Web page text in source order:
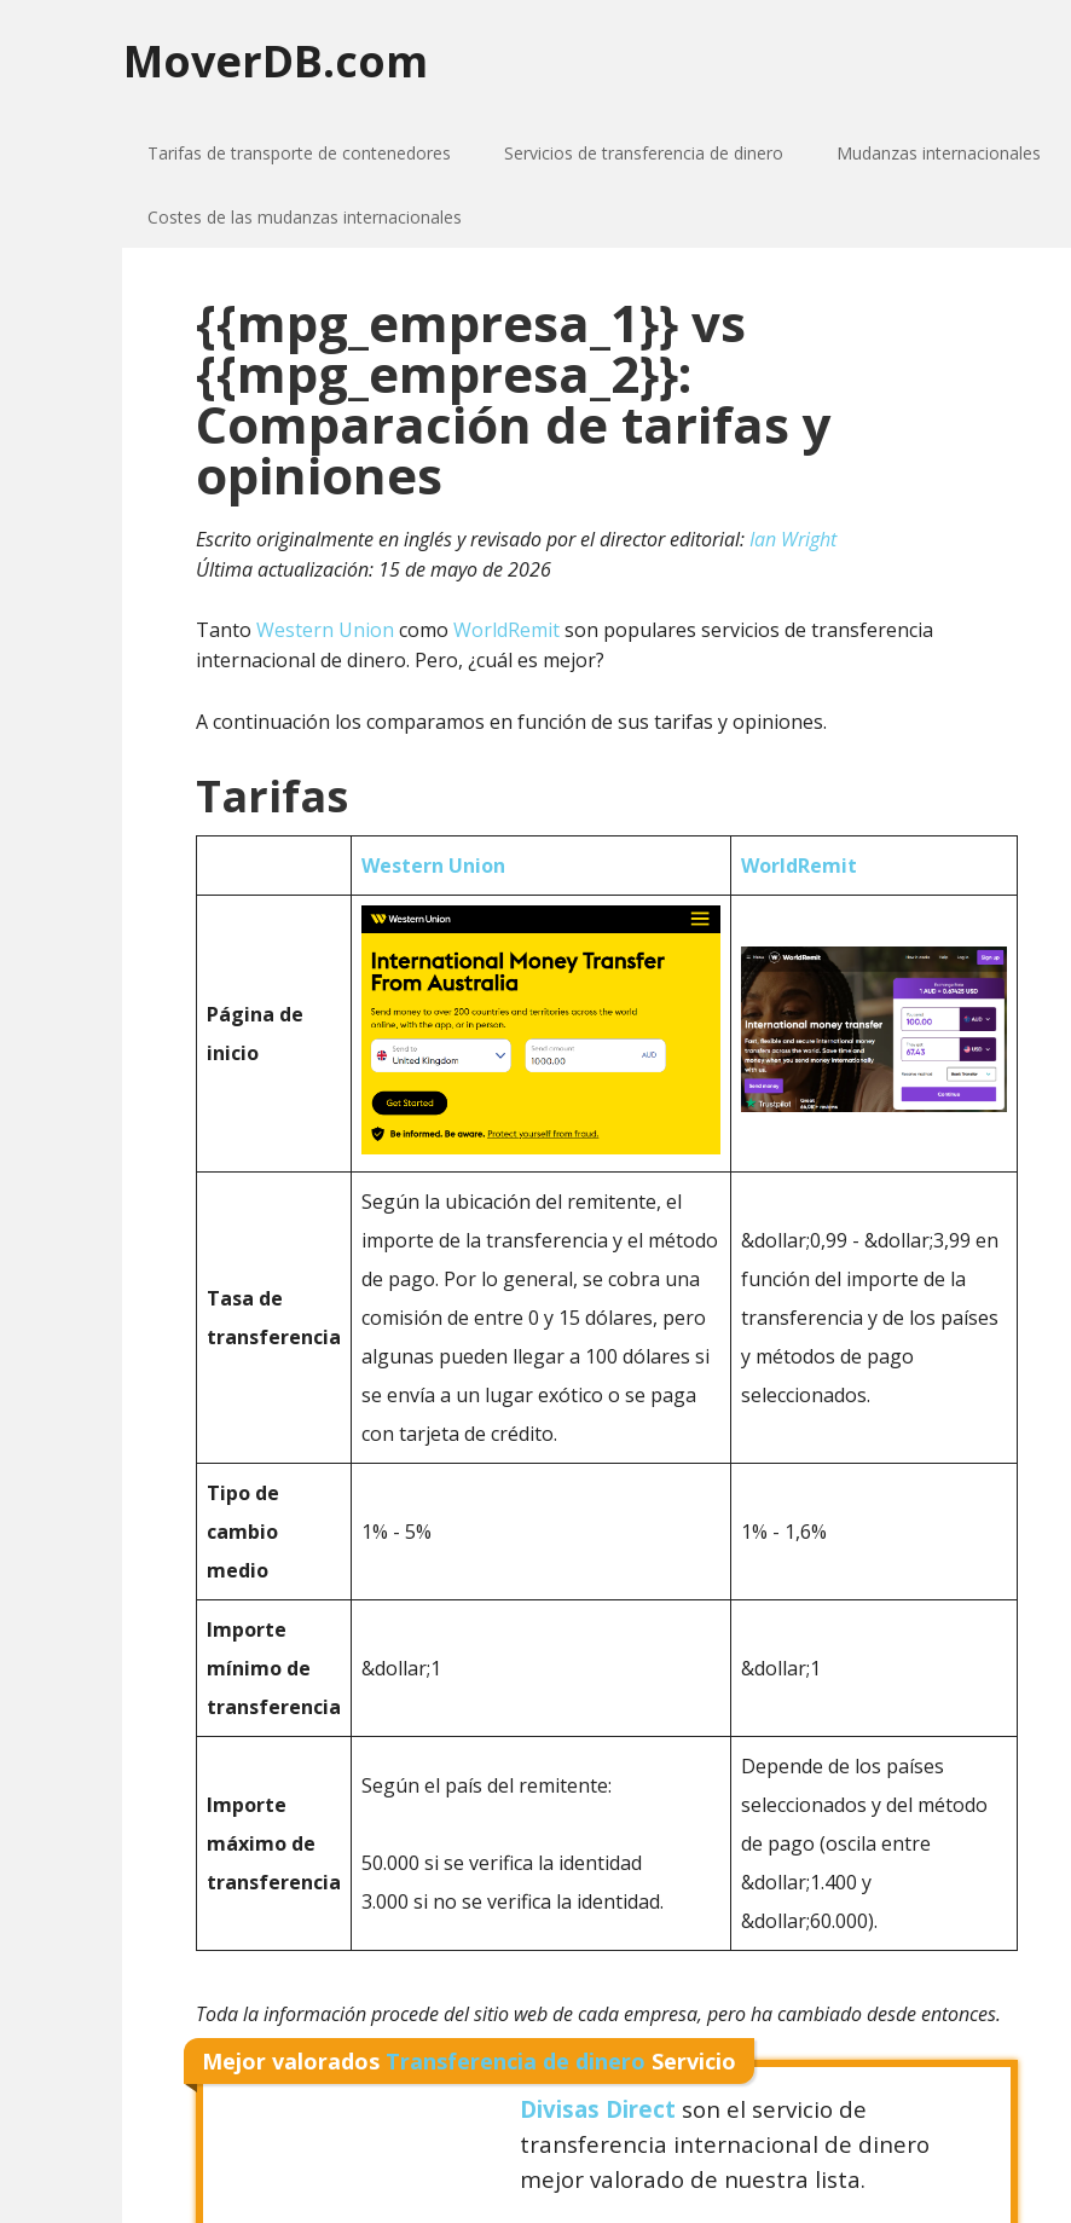
MoverDB.com
Tarifas de transporte de contenedores Servicios de transferencia de dinero Mudanzas internacionales
Costes de las mudanzas internacionales
{{mpg_empresa_1}} vs
{{mpg_empresa_2}}:
Comparación de tarifas y
opiniones
Escrito originalmente en inglés y revisado por el director editorial:Ian Wright
Última actualización: 15 de mayo de 2026
Tanto Western Union como WorldRemitson populares servicios de transferencia
internacional de dinero. Pero, ¿cuál es mejor?
A continuación los comparamos en función de sus tarifas y opiniones.
Tarifas
Western Union WorldRemit
Página de
inicio
Tasa de
transferencia
Según la ubicación del remitente, el
importe de la transferencia y el método
de pago. Por lo general, se cobra una
comisión de entre 0 y 15 dólares, pero
algunas pueden llegar a 100 dólares si
se envía a un lugar exótico o se paga
con tarjeta de crédito.
&dollar;0,99 - &dollar;3,99 en
función del importe de la
transferencia y de los países
y métodos de pago
seleccionados.
Tipo de
cambio
medio
1% - 5% 1% - 1,6%
Importe
mínimo de
transferencia
&dollar;1 &dollar;1
Importe
máximo de
transferencia
Según el país del remitente:
50.000 si se verifica la identidad
3.000 si no se verifica la identidad.
Depende de los países
seleccionados y del método
de pago (oscila entre
&dollar;1.400 y
&dollar;60.000).
Toda la información procede del sitio web de cada empresa, pero ha cambiado desde entonces.
Mejor valorados Transferencia de dinero Servicio
Divisas Direct son el servicio de
transferencia internacional de dinero
mejor valorado de nuestra lista.